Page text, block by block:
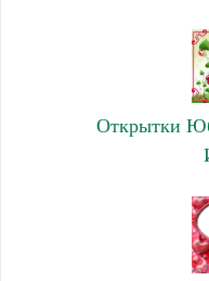
Открытки